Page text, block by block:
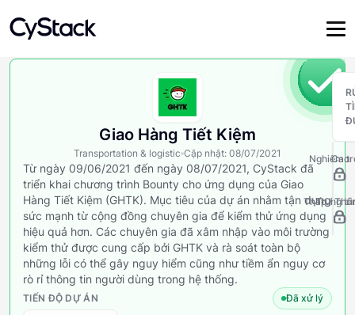
Giao Hàng Tiết Kiệm
Transportation & logistic Cập nhật: 08/07/2021
Từ ngày 09/06/2021 đến ngày 08/07/2021, CyStack đã
triển khai chương trình Bounty cho ứng dụng của Giao
Hàng Tiết Kiệm (GHTK). Mục tiêu của dự án nhằm tận dụng
sức mạnh từ cộng đồng chuyên gia để kiểm thử ứng dụng
hiệu quả hơn. Các chuyên gia đã xâm nhập vào môi trường
kiểm thử được cung cấp bởi GHTK và rà soát toàn bộ
những lỗi có thể gây nguy hiểm cũng như tiềm ẩn nguy cơ
rò rỉ thông tin người dùng trong hệ thống.
TIẾN ĐỘ DỰ ÁN Đã xử lý
Nghiêm
Cao
Trung
Thấp /